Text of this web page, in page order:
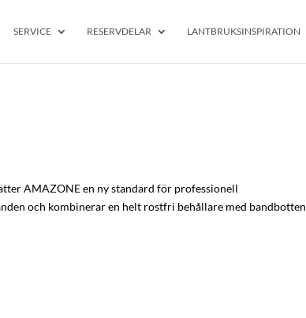
SERVICE RESERVDELAR LANTBRUKSINSPIRATION
AMAZONE en ny standard för professionell
och kombinerar en helt rostfri behållare med bandbotten